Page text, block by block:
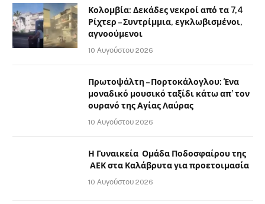
Κολομβία: Δεκάδες νεκροί από τα 7,4
Ρίχτερ – Συντρίμμια, εγκλωβισμένοι,
αγνοούμενοι
10 Αυγούστου 2026
Πρωτοψάλτη – Πορτοκάλογλου: Ένα
μοναδικό μουσικό ταξίδι κάτω απ’ τον
ουρανό της Αγίας Λαύρας
10 Αυγούστου 2026
Η Γυναικεία Ομάδα Ποδοσφαίρου της
ΑΕΚ στα Καλάβρυτα για προετοιμασία
10 Αυγούστου 2026